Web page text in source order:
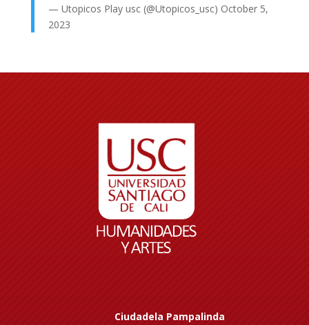
— Utopicos Play usc (@Utopicos_usc) October 5,
2023
Ciudadela Pampalinda